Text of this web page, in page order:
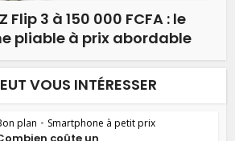
Flip 3 à 150 000 FCFA : le
pliable à prix abordable
VOUS INTÉRESSER
plan • Smartphone à petit prix